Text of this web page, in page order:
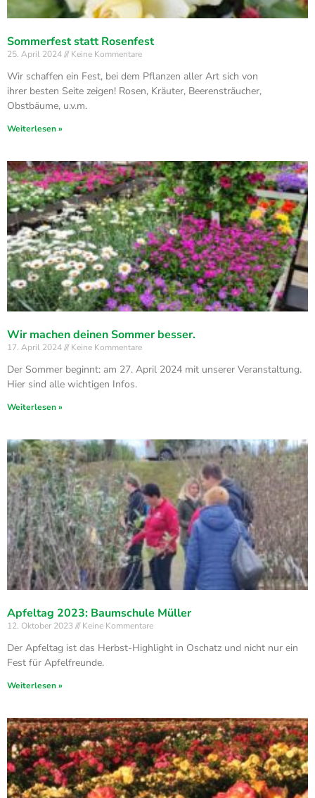
Sommerfest statt Rosenfest
25. April 2024 Keine Kommentare
Wir schaffen ein Fest, bei dem Pflanzen aller Art sich von
ihrer besten Seite zeigen! Rosen, Kräuter, Beerensträucher,
Obstbäume, u.v.m.
Weiterlesen »
Wir machen deinen Sommer besser.
17. April 2024 Keine Kommentare
Der Sommer beginnt: am 27. April 2024 mit unserer Veranstaltung.
Hier sind alle wichtigen Infos.
Weiterlesen »
Apfeltag 2023: Baumschule Müller
12. Oktober 2023 Keine Kommentare
Der Apfeltag ist das Herbst-Highlight in Oschatz und nicht nur ein
Fest für Apfelfreunde.
Weiterlesen »